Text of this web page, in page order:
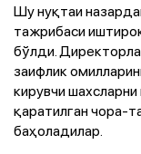
Шу нуқтаи
тажрибаси
бўлди.
заифлик
кирувчи
қаратилган чора-
баҳоладилар.